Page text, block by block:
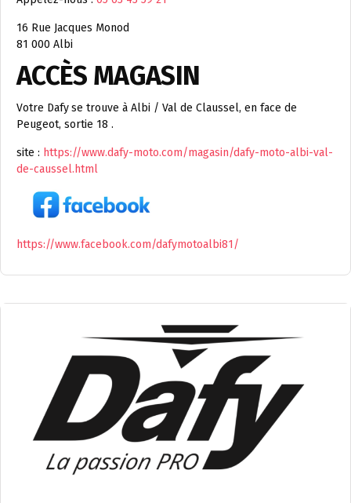
16 Rue Jacques Monod
81 000 Albi
ACCÈS MAGASIN
Votre Dafyse trouve à Albi / Val de Claussel, en face de
Peugeot, sortie 18 .
site : https://www.dafy-moto.com/magasin/dafy-moto-albi-val-
de-caussel.html
https://www.facebook.com/dafymotoalbi81/